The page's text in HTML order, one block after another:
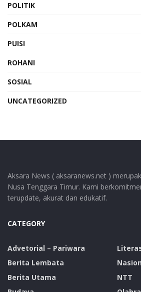
POLITIK
POLKAM
PUISI
ROHANI
SOSIAL
UNCATEGORIZED
Aksara News ( aksaranews.net )
Nusa Tenggara Timur. Kami
terupdate, akurat dan edukatif.
CATEGORY
Advetorial – Pariwara
Berita Lembata
Berita Utama
NTT